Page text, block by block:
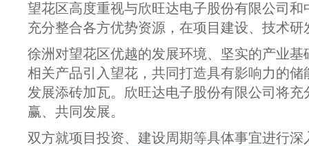
望花区高度重视与欣旺达电子股份有限公司
充分整合各方优势资源，在项目建设、技术
徐洲对望花区优越的发展环境、坚实的产业
相关产品引入望花，共同打造具有影响力的
发展添砖加瓦。欣旺达电子股份有限公司将
赢、共同发展。
双方就项目投资、建设周期等具体事宜进行